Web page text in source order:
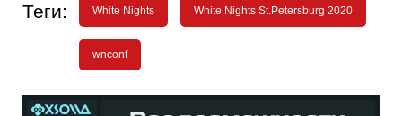
Теги: White Nights White Nights St.Petersburg 2020
wnconf